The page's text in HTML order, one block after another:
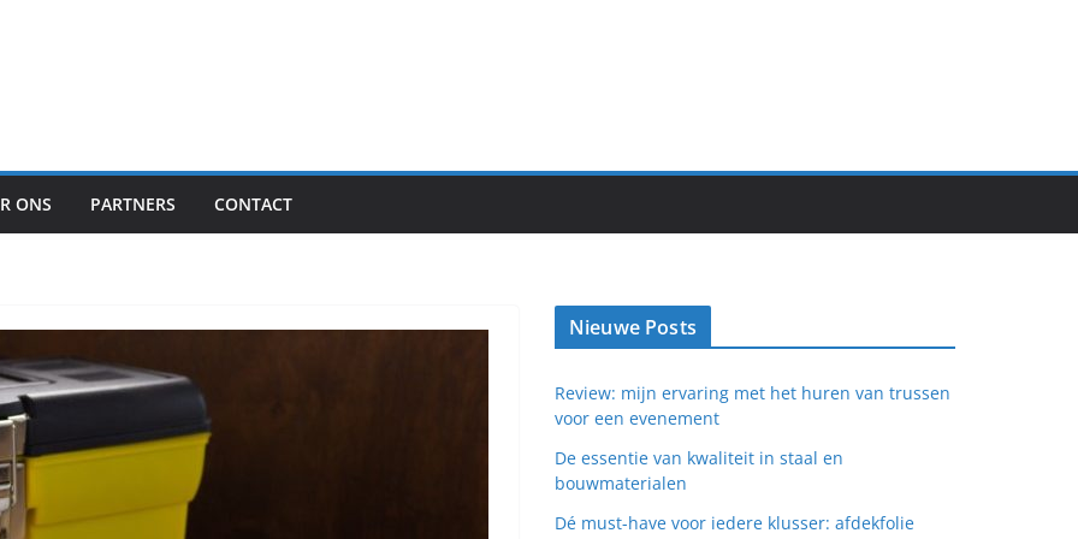
ONS PARTNERS CONTACT
Nieuwe Posts
Review: mijn ervaring met het huren van trussen
voor een evenement
De essentie van kwaliteit in staal en
bouwmaterialen
Dé must-have voor iedere klusser: afdekfolie